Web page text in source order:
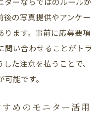
後の写真提供やアンケー
ります。事前に応募要項
問い合わせることがトラ
た注意を払うことで、
能です。
めのモニター活用